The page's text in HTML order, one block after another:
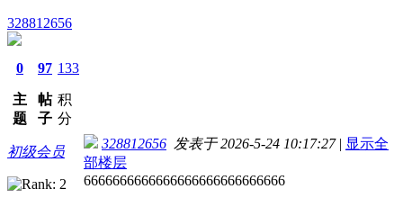
328812656
0
主
题
97
帖
子
133
积
分
初级会员
328812656 发表于 2026-5-24 10:17:27 | 显示全
部楼层
6666666666666666666666666666